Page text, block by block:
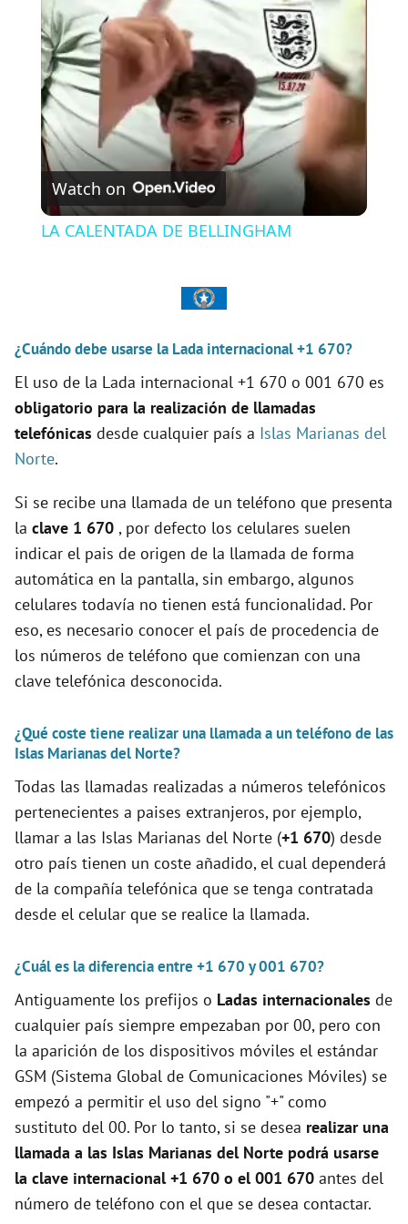
l
a
y
V
i
d
e
o
Watch on
LA CALENTADA DE BELLINGHAM
¿Cuándo debe usarse la Lada internacional +1 670?
El uso de la Lada internacional +1 670 o 001 670 es
obligatorio para la realización de llamadas
telefónicas desde cualquier país a Islas Marianas del
Norte.
Si se recibe una llamada de un teléfono que presenta
la clave 1 670 , por defecto los celulares suelen
indicar el pais de origen de la llamada de forma
automática en la pantalla, sin embargo, algunos
celulares todavía no tienen está funcionalidad. Por
eso, es necesario conocer el país de procedencia de
los números de teléfono que comienzan con una
clave telefónica desconocida.
¿Qué coste tiene realizar una llamada a un teléfono de las
Islas Marianas del Norte?
Todas las llamadas realizadas a números telefónicos
pertenecientes a paises extranjeros, por ejemplo,
llamar a las Islas Marianas del Norte (+1 670) desde
otro país tienen un coste añadido, el cual dependerá
de la compañía telefónica que se tenga contratada
desde el celular que se realice la llamada.
¿Cuál es la diferencia entre +1 670 y 001 670?
Antiguamente los prefijos o Ladas internacionales de
cualquier país siempre empezaban por 00, pero con
la aparición de los dispositivos móviles el estándar
GSM (Sistema Global de Comunicaciones Móviles) se
empezó a permitir el uso del signo "+" como
sustituto del 00. Por lo tanto, si se desea realizar una
llamada a las Islas Marianas del Norte podrá usarse
la clave internacional +1 670 o el 001 670 antes del
número de teléfono con el que se desea contactar.